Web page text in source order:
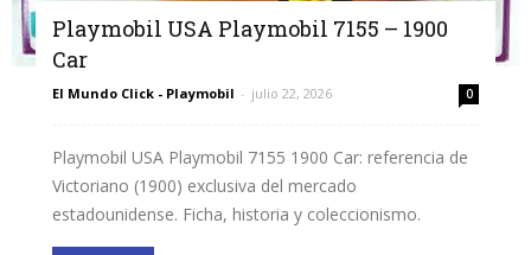
Playmobil USA Playmobil 7155 – 1900
Car
El Mundo Click - Playmobil - julio 22, 2026 0
Playmobil USA Playmobil 7155 1900 Car: referencia de
Victoriano (1900) exclusiva del mercado
estadounidense. Ficha, historia y coleccionismo.